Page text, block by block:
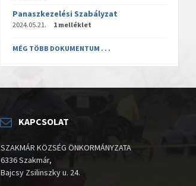
Panaszkezelési Szabályzat
2024.05.21. 1 melléklet
MÉG TÖBB DOKUMENTUM . . .
KAPCSOLAT
SZAKMÁR KÖZSÉG ÖNKORMÁNYZATA
6336 Szakmár,
Bajcsy Zsilinszky u. 24.